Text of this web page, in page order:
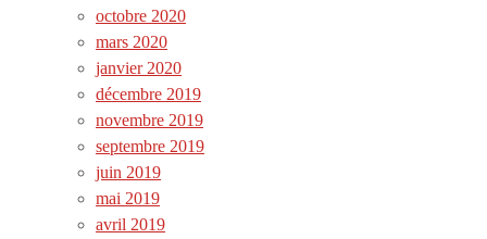
octobre 2020
mars 2020
janvier 2020
décembre 2019
novembre 2019
septembre 2019
juin 2019
mai 2019
avril 2019